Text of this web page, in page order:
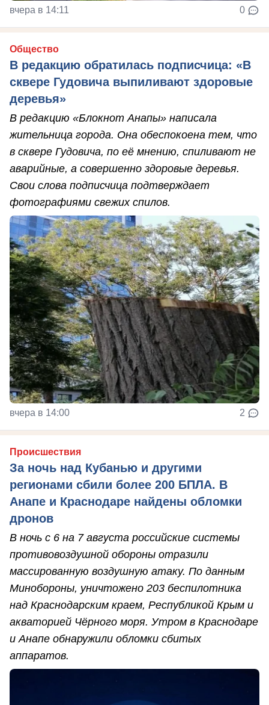
вчера в 14:11 0
Общество
В редакцию обратилась подписчица: «В
сквере Гудовича выпиливают здоровые
деревья»
В редакцию «Блокнот Анапы» написала
жительница города. Она обеспокоена тем, что
в сквере Гудовича, по её мнению, спиливают не
аварийные, а совершенно здоровые деревья.
Свои слова подписчица подтверждает
фотографиями свежих спилов.
вчера в 14:00 2
Происшествия
За ночь над Кубанью и другими
регионами сбили более 200 БПЛА. В
Анапе и Краснодаре найдены обломки
дронов
В ночь с 6 на 7 августа российские системы
противовоздушной обороны отразили
массированную воздушную атаку. По данным
Минобороны, уничтожено 203 беспилотника
над Краснодарским краем, Республикой Крым и
акваторией Чёрного моря. Утром в Краснодаре
и Анапе обнаружили обломки сбитых
аппаратов.